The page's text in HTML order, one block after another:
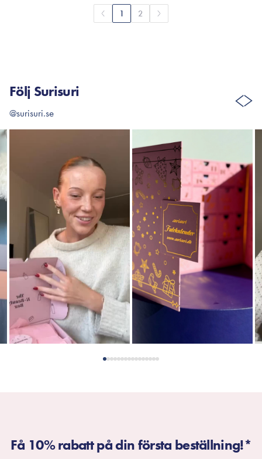
1 2
Följ Surisuri
@surisuri.se
Få 10% rabatt på din första beställning!*